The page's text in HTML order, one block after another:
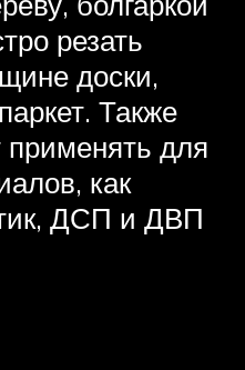
резать
доски,
Также
для
как
ДСП и ДВП